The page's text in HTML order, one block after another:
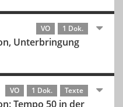
VO 1 Dok.
Unterbringung
VO 1 Dok. Texte
Tempo 50 in der